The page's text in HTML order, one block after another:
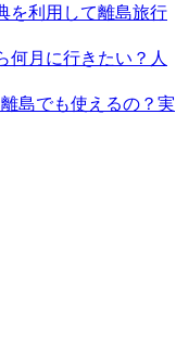
を利用して離島旅行
何月に行きたい？人
島でも使えるの？実